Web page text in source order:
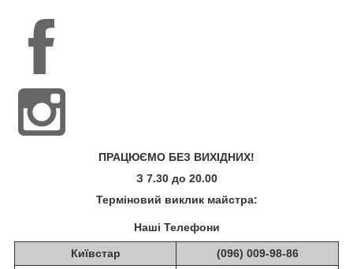
ПРАЦЮЄМО БЕЗ ВИХІДНИХ!
З 7.30 до 20.00
Терміновий виклик майстра:
Наші Телефони
Київстар
(096) 009-98-86